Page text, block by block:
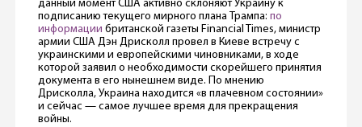
данный момент США активно склоняют Украину к
подписанию текущего мирного плана Трампа: по
информации британской газеты Financial Times, министр
армии США Дэн Дрисколл провел в Киеве встречу с
украинскими и европейскими чиновниками, в ходе
которой заявил о необходимости скорейшего принятия
документа в его нынешнем виде. По мнению
Дрисколла, Украина находится «в плачевном состоянии»
и сейчас — самое лучшее время для прекращения
войны.